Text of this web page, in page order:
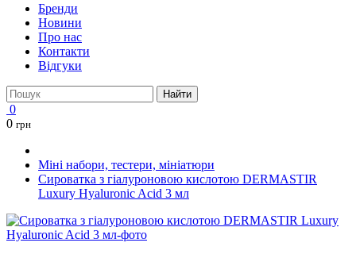
Бренди
Новини
Про нас
Контакти
Відгуки
Найти
0
0 грн
Міні набори, тестери, мініатюри
Сироватка з гіалуроновою кислотою DERMASTIR
Luxury Hyaluronic Acid 3 мл